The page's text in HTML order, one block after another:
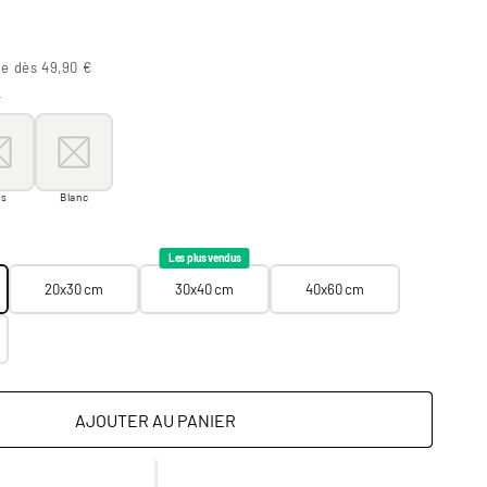
dès 49,90 €
Blanc
30x40 cm 40x60 cm
Blanc
20x30 cm
Les plus vendus
30x40 cm 40x60 cm
AJOUTER AU PANIER